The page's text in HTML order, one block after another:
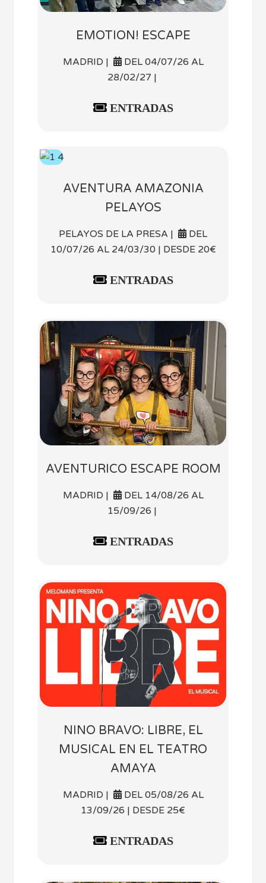
EMOTION! ESCAPE
MADRID |
DEL 04/07/26 AL
28/02/27 |
ENTRADAS
AVENTURA AMAZONIA
PELAYOS
PELAYOS DE LA PRESA |
DEL
10/07/26 AL 24/03/30 | DESDE 20€
ENTRADAS
AVENTURICO ESCAPE ROOM
MADRID |
DEL 14/08/26 AL
15/09/26 |
ENTRADAS
NINO BRAVO: LIBRE, EL
MUSICAL EN EL TEATRO
AMAYA
MADRID |
DEL 05/08/26 AL
13/09/26 | DESDE 25€
ENTRADAS